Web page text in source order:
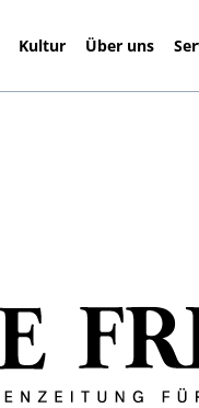
Kultur Über uns